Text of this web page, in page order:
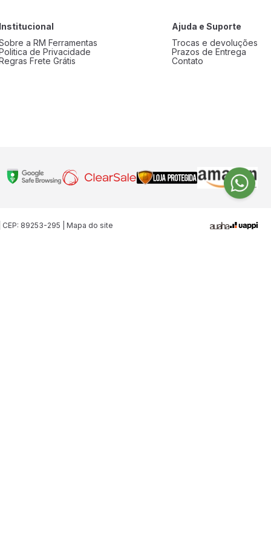
Institucional
a RM Ferramentas
de Privacidade
Frete Grátis
Ajuda e Suporte
Trocas e devoluções
Prazos de Entrega
Contato
89253-295 | Mapa do site